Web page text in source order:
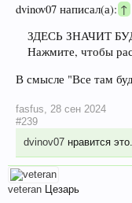
dvinov07 написал(а):↑
ЗДЕСЬ ЗНАЧИТ
Нажмите, чтобы
В смысле "Все там
fasfus, 28 сен 2024
#239
dvinov07 нравится это.
veteran Цезарь